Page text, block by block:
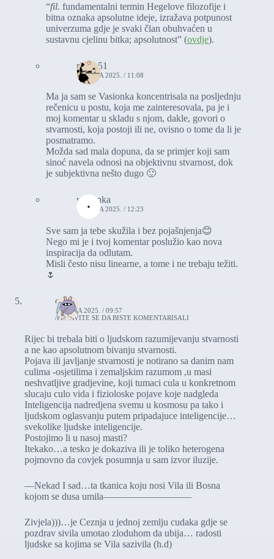
“fil. fundamentalni termin Hegelove filozofije i
bitna oznaka apsolutne ideje, izražava potpunost
univerzuma gdje je svaki član obuhvaćen u
sustavnu cjelinu bitka; apsolutnost” (ovdje).
rikica51
18. JULA 2025. / 11:08
Ma ja sam se Vasionka koncentrisala na posljednju
rečenicu u postu, koja me zainteresovala, pa je i
moj komentar u skladu s njom, dakle, govori o
stvarnosti, koja postoji ili ne, ovisno o tome da li je
posmatramo.
Možda sad mala dopuna, da se primjer koji sam
sinoć navela odnosi na objektivnu stvarnost, dok
je subjektivna nešto dugo 🙂
vasionka
18. JULA 2025. / 12:23
Sve sam ja tebe skužila i bez pojašnjenja😊
Nego mi je i tvoj komentar poslužio kao nova
inspiracija da odlutam.
Misli često nisu linearne, a tome i ne trebaju težiti.
🌷
okno
18. JULA 2025. / 09:57
PRIJAVITE SE DA BISTE KOMENTARISALI
Rijec bi trebala biti o ljudskom razumijevanju stvarnosti
a ne kao apsolutnom bivanju stvarnosti.
Pojava ili javljanje stvarnosti je notirano sa danim nam
culima -osjetilima i zemaljskim razumom ,u masi
neshvatljive gradjevine, koji tumaci cula u konkretnom
slucaju culo vida i fizioloske pojave koje nadgleda
Inteligencija nadredjena svemu u kosmosu pa tako i
ljudskom oglasvanju putem pripadajuce inteligencije…
svekolike ljudske inteligencije.
Postojimo li u nasoj masti?
Itekako…a tesko je dokaziva ili je toliko heterogena
pojmovno da covjek posumnja u sam izvor iluzije.
—Nekad I sad…ta tkanica koju nosi Vila ili Bosna
kojom se dusa umila—————————
Zivjela)))…je Ceznja u jednoj zemlju cudaka gdje se
pozdrav sivila umotao zloduhom da ubija… radosti
ljudske sa kojima se Vila sazivila (h.d)